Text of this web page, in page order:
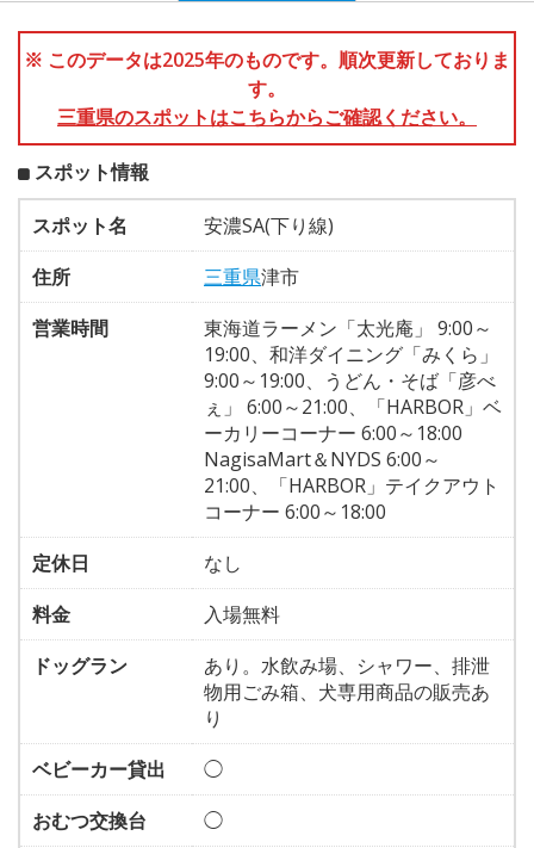
※ このデータは2025年のものです。順次更新しておりま
す。
三重県のスポットはこちらからご確認ください。
スポット情報
スポット名
安濃SA(下り線)
住所
三重県津市
営業時間
東海道ラーメン「太光庵」 9:00～
19:00、和洋ダイニング「みくら」
9:00～19:00、うどん・そば「彦べ
ぇ」 6:00～21:00、「HARBOR」ベ
ーカリーコーナー 6:00～18:00
NagisaMart＆NYDS 6:00～
21:00、「HARBOR」テイクアウト
コーナー 6:00～18:00
定休日
なし
料金
入場無料
ドッグラン
あり。水飲み場、シャワー、排泄
物用ごみ箱、犬専用商品の販売あ
り
ベビーカー貸出
◯
おむつ交換台
◯